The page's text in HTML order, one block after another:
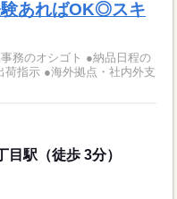
験あればOK◎スキ
ゴト ●納品日程の
指示 ●海外拠点・社内外支
駅（徒歩 3分）